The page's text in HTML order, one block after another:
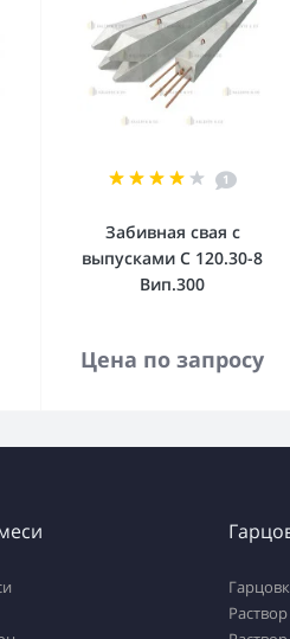
1
Забивная свая с
выпусками С 120.30-8
Вип.300
Цена по запросу